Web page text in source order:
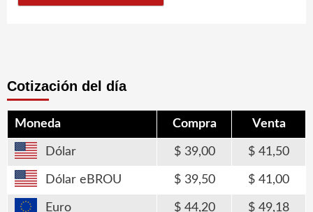
Cotización del día
Moneda Compra Venta
Dólar 39,00 41,50
Dólar eBROU 39,50 41,00
Euro 44,20 49,18